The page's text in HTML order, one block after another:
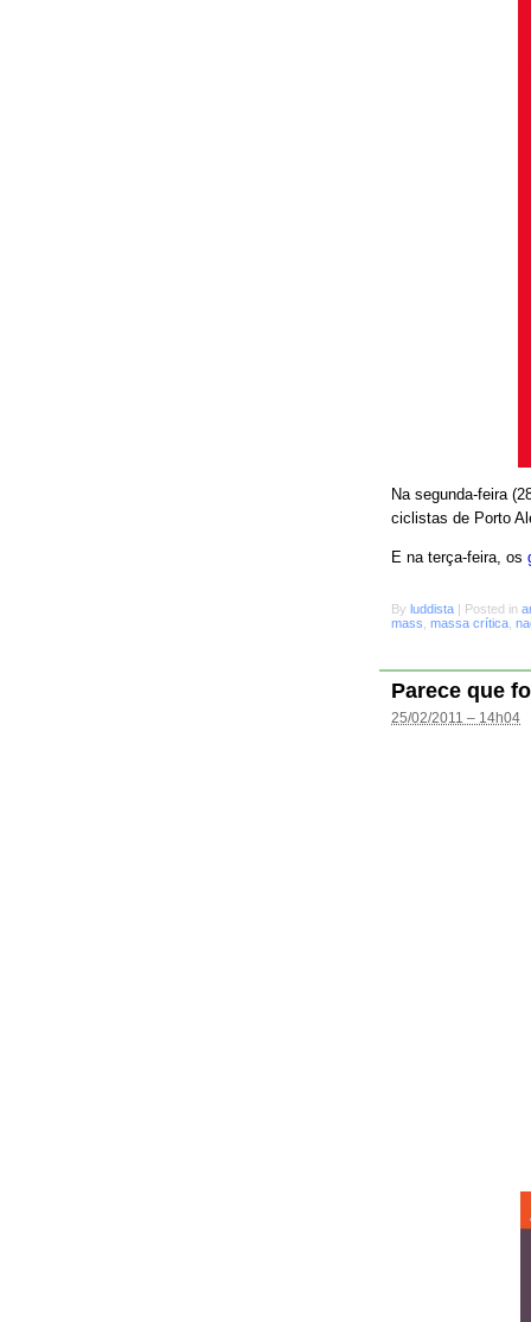
Na segunda-feira
ciclistas de Porto
E na terça-feira, os
By luddista | Posted in
mass massa crítica
Parece que
25/02/2011 – 14h04